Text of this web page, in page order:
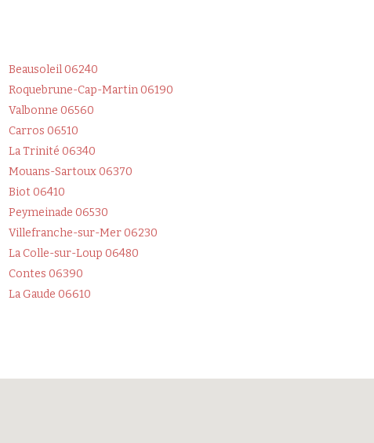
Beausoleil 06240
Roquebrune-Cap-Martin 06190
Valbonne 06560
Carros 06510
La Trinité 06340
Mouans-Sartoux 06370
Biot 06410
Peymeinade 06530
Villefranche-sur-Mer 06230
La Colle-sur-Loup 06480
Contes 06390
La Gaude 06610